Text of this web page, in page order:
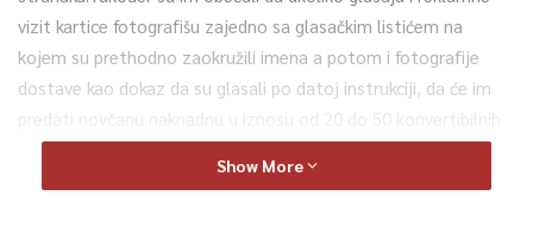
vizit kartice fotografišu zajedno sa glasačkim listićem na
kojem su prethodno zaokružili imena a potom i fotografije
dostave kao dokaz da su glasali po datoj instrukciji, da će im
predati novčanu naknadnu u iznosu od 20 do 50 konvertibilnih
maraka. Pa je tako njih 11 koji su glasali za navedene kandidate
dobilo novac, dok njih 10 nije dobilo obećanu naknadu. Dakle,
Show More